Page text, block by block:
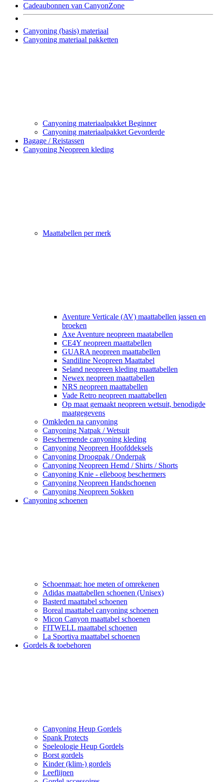
Cadeaubonnen van CanyonZone
Canyoning (basis) materiaal
Canyoning materiaal pakketten
Canyoning materiaalpakket Beginner
Canyoning materiaalpakket Gevorderde
Bagage / Reistassen
Canyoning Neopreen kleding
Maattabellen per merk
Aventure Verticale (AV) maattabellen jassen en
broeken
Axe Aventure neopreen maatabellen
CE4Y neopreen maattabellen
GUARA neopreen maattabellen
Sandiline Neopreen Maattabel
Seland neopreen kleding maattabellen
Newex neopreen maattabellen
NRS neopreen maattabellen
Vade Retro neopreen maattabellen
Op maat gemaakt neopreen wetsuit, benodigde
maatgegevens
Omkleden na canyoning
Canyoning Natpak / Wetsuit
Beschermende canyoning kleding
Canyoning Neopreen Hoofddeksels
Canyoning Droogpak / Onderpak
Canyoning Neopreen Hemd / Shirts / Shorts
Canyoning Knie - elleboog beschermers
Canyoning Neopreen Handschoenen
Canyoning Neopreen Sokken
Canyoning schoenen
Schoenmaat: hoe meten of omrekenen
Adidas maattabellen schoenen (Unisex)
Basterd maattabel schoenen
Boreal maattabel canyoning schoenen
Micon Canyon maattabel schoenen
FITWELL maattabel schoenen
La Sportiva maattabel schoenen
Gordels & toebehoren
Canyoning Heup Gordels
Spank Protects
Speleologie Heup Gordels
Borst gordels
Kinder (klim-) gordels
Leeflijnen